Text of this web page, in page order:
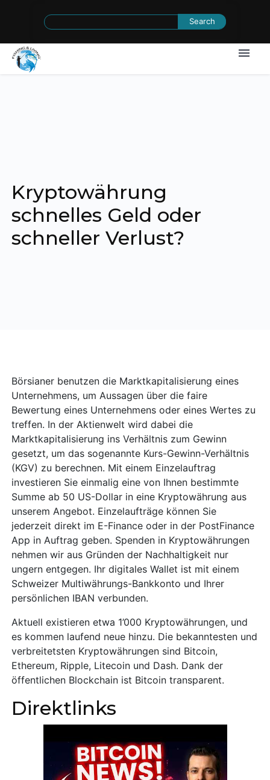
Search
Kryptowährung
schnelles Geld oder
schneller Verlust?
Börsianer benutzen die Marktkapitalisierung eines
Unternehmens, um Aussagen über die faire
Bewertung eines Unternehmens oder eines Wertes zu
treffen. In der Aktienwelt wird dabei die
Marktkapitalisierung ins Verhältnis zum Gewinn
gesetzt, um das sogenannte Kurs-Gewinn-Verhältnis
(KGV) zu berechnen. Mit einem Einzelauftrag
investieren Sie einmalig eine von Ihnen bestimmte
Summe ab 50 US-Dollar in eine Kryptowährung aus
unserem Angebot. Einzelaufträge können Sie
jederzeit direkt im E-Finance oder in der PostFinance
App in Auftrag geben. Spenden in Kryptowährungen
nehmen wir aus Gründen der Nachhaltigkeit nur
ungern entgegen. Ihr digitales Wallet ist mit einem
Schweizer Multiwährungs-Bankkonto und Ihrer
persönlichen IBAN verbunden.
Aktuell existieren etwa 1’000 Kryptowährungen, und
es kommen laufend neue hinzu. Die bekanntesten und
verbreitetsten Kryptowährungen sind Bitcoin,
Ethereum, Ripple, Litecoin und Dash. Dank der
öffentlichen Blockchain ist Bitcoin transparent.
Direktlinks